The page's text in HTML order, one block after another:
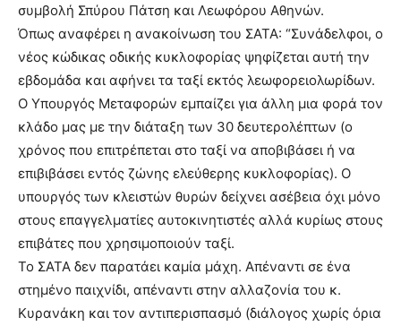
συμβολή Σπύρου Πάτση και Λεωφόρου Αθηνών.
Όπως αναφέρει η ανακοίνωση του ΣΑΤΑ: “Συνάδελφοι, ο
νέος κώδικας οδικής κυκλοφορίας ψηφίζεται αυτή την
εβδομάδα και αφήνει τα ταξί εκτός λεωφορειολωρίδων.
Ο Υπουργός Μεταφορών εμπαίζει για άλλη μια φορά τον
κλάδο μας με την διάταξη των 30 δευτερολέπτων (ο
χρόνος που επιτρέπεται στο ταξί να αποβιβάσει ή να
επιβιβάσει εντός ζώνης ελεύθερης κυκλοφορίας). Ο
υπουργός των κλειστών θυρών δείχνει ασέβεια όχι μόνο
στους επαγγελματίες αυτοκινητιστές αλλά κυρίως στους
επιβάτες που χρησιμοποιούν ταξί.
Το ΣΑΤΑ δεν παρατάει καμία μάχη. Απέναντι σε ένα
στημένο παιχνίδι, απέναντι στην αλλαζονία του κ.
Κυρανάκη και τον αντιπερισπασμό (διάλογος χωρίς όρια